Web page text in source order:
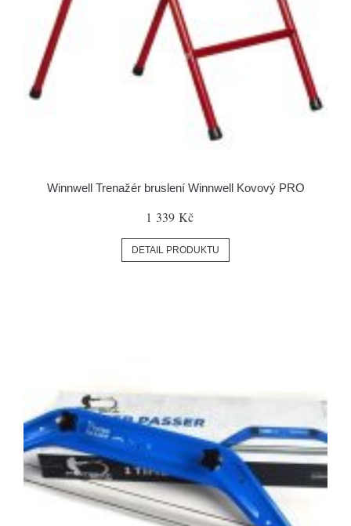
Winnwell Trenažér bruslení Winnwell Kovový PRO
1 339 Kč
DETAIL PRODUKTU